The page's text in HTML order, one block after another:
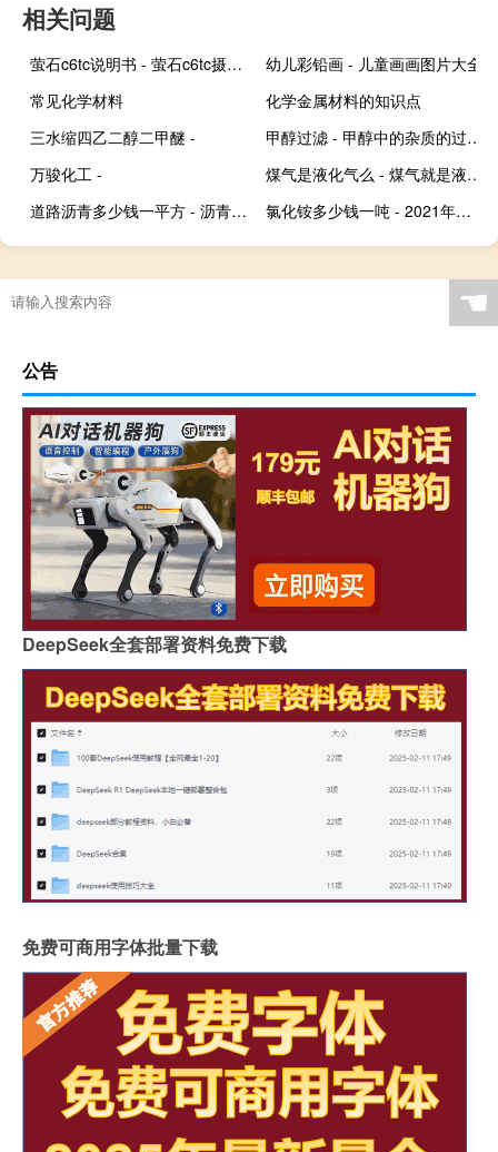
相关问题
萤石c6tc说明书 - 萤石c6tc摄像头使用说明
幼儿彩铅画 - 儿童画画图片大全
常见化学材料
化学金属材料的知识点
三水缩四乙二醇二甲醚 -
甲醇过滤 - 甲醇中的杂质的过滤方法
万骏化工 -
煤气是液化气么 - 煤气就是液化石油气
道路沥青多少钱一平方 - 沥青路面成本多少钱一平米
氯化铵多少钱一吨 - 2021年氯化铵价格走势
☚
公告
DeepSeek全套部署资料免费下载
免费可商用字体批量下载